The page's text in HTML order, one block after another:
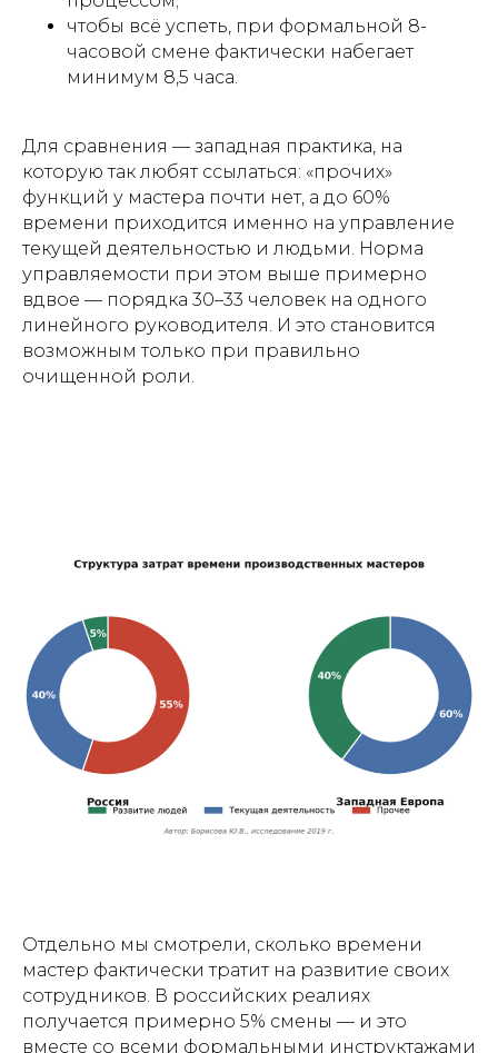
чтобы всё успеть, при формальной 8-
часовой смене фактически набегает
минимум 8,5 часа.
Для сравнения — западная практика, на
которую так любят ссылаться: «прочих»
функций у мастера почти нет, а до 60%
времени приходится именно на управление
текущей деятельностью и людьми. Норма
управляемости при этом выше примерно
вдвое — порядка 30–33 человек на одного
линейного руководителя. И это становится
возможным только при правильно
очищенной роли.
Отдельно мы смотрели, сколько времени
мастер фактически тратит на развитие своих
сотрудников. В российских реалиях
получается примерно 5% смены — и это
вместе со всеми формальными инструктажами